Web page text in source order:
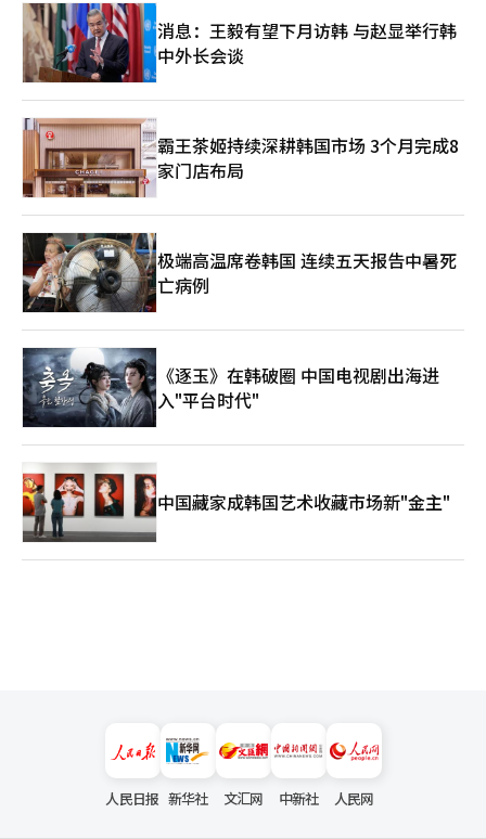
消息：王毅有望下月访韩 与赵显举行韩
中外长会谈
霸王茶姬持续深耕韩国市场 3个月完成8
家门店布局
极端高温席卷韩国 连续五天报告中暑死
亡病例
《逐玉》在韩破圈 中国电视剧出海进
入"平台时代"
中国藏家成韩国艺术收藏市场新"金主"
人民日报 新华社 文汇网 中新社 人民网